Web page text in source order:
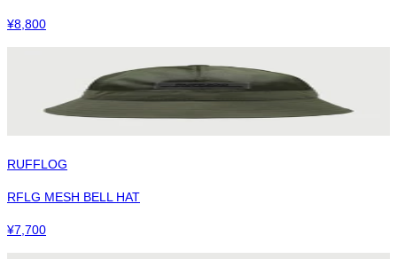
¥8,800
RUFFLOG
RFLG MESH BELL HAT
¥7,700